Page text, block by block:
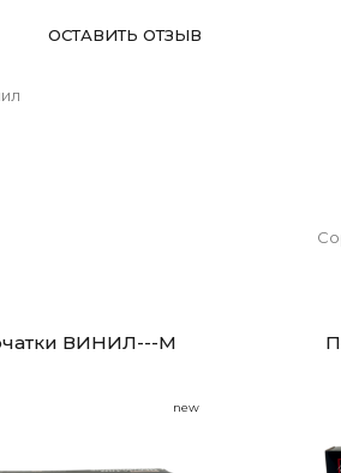
ОСТАВИТЬ ОТЗЫВ
ВИНИЛ---M
new